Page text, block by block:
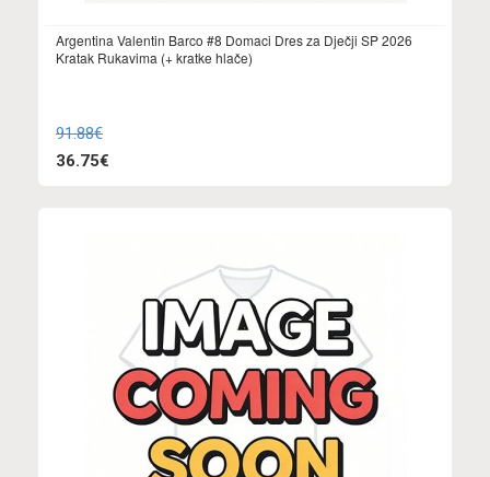
Argentina Valentin Barco #8 Domaci Dres za Dječji SP 2026
Kratak Rukavima (+ kratke hlače)
91.88€
36.75€